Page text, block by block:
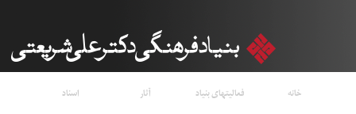
خانه فعالیتهای بنیاد آثار
اسناد